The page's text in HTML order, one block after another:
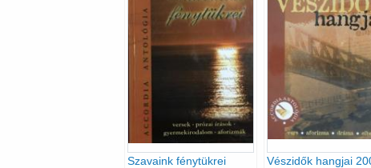
Szavaink fénytükrei